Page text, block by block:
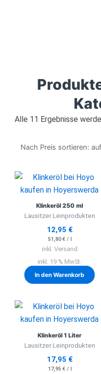
Alle 11 Ergebnisse
Klinkeröl 250 ml
Lausitzer Leinprodukten
12,95 €
51,80€/
inkl. Versand
inkl. 19 % MwSt.
In den Warenkorb
Klinkeröl 1 Liter
Lausitzer Leinprodukten
17,95 €
17,95 €/ l